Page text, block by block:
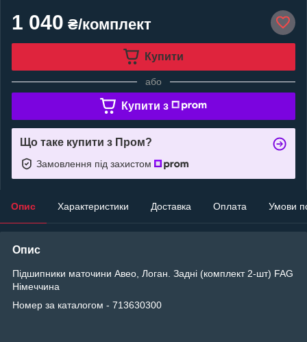
1 040 ₴/комплект
Купити
або
Купити з
Що таке купити з Пром?
Замовлення під захистом
Опис Характеристики Доставка Оплата Умови
Опис
Підшипники маточини Авео, Логан. Задні (комплект 2-шт) FAG
Німеччина
Номер за каталогом - 713630300